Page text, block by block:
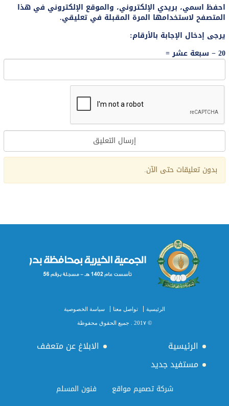
احفظ اسمي، بريدي الإلكتروني، والموقع الإلكتروني في هذا
المتصفح لاستخدامها المرة المقبلة في تعليقي.
يرجى إدخال الإجابة بالأرقام:
20 − سبعة عشر =
Alternative:
بدون تعليقات حتى الآن.
الرئيسية تواصل معنا سياسة الخصوصية
© 201٧ . جميع الحقوق محفوظة
الرئيسية
الابلاغ عن متعفف
مستفيد جديد
شركة تصميم مواقع فنون المسلم